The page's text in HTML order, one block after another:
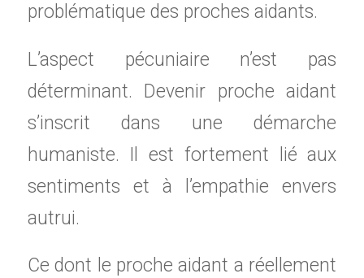
problématique des proches aidants.
L’aspect pécuniaire n’est pas
déterminant. Devenir proche aidant
s’inscrit dans une démarche
humaniste. Il est fortement lié aux
sentiments et à l’empathie envers
autrui.
Ce dont le proche aidant a réellement